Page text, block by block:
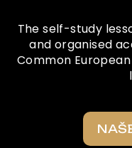
The self-study
and organised
Common